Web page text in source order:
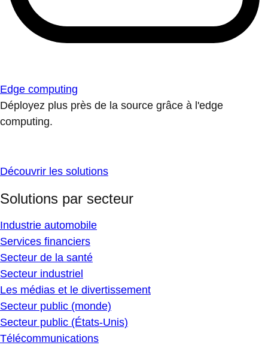
Edge computing
Déployez plus près de la source grâce à l'edge
computing.
Découvrir les solutions
Solutions par secteur
Industrie automobile
Services financiers
Secteur de la santé
Secteur industriel
Les médias et le divertissement
Secteur public (monde)
Secteur public (États-Unis)
Télécommunications